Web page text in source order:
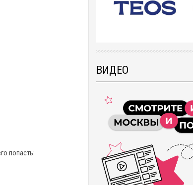
попасть:
ВИДЕО